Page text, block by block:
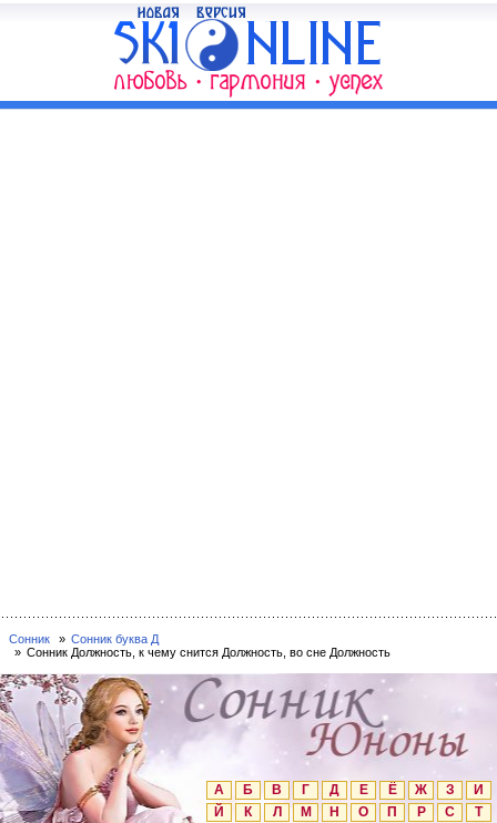
Сонник
Сонник буква Д
Сонник Должность, к чему снится Должность, во сне Должность
А Б В Г Д Е Ё Ж З
И
Й
К Л М Н О П Р С
Т